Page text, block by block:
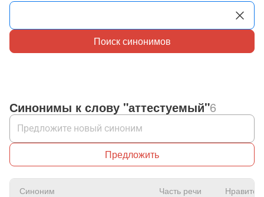
Поиск синонимов
Синонимы к слову "аттестуемый"6
Предложить
Синоним Часть речи Нравится